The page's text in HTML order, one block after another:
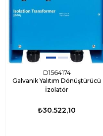
D1564174
Galvanik Yalıtım Dönüştürücü
İzolatör
₺30.522,10